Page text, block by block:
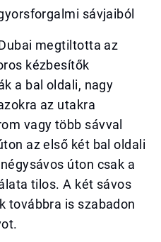
sávjaiból
megtiltotta az
kézbesítők
a bal oldali, nagy
az utakra
vagy több sávval
az első két bal oldali
úton csak a
tilos. A két sávos
továbbra is szabadon